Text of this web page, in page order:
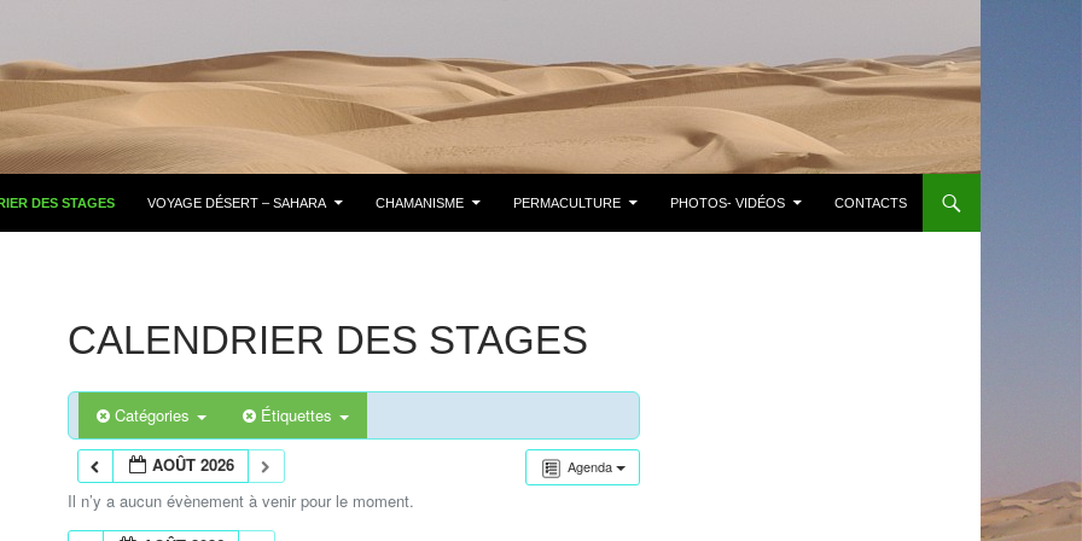
DES STAGES VOYAGE DÉSERT – SAHARA CHAMANISME PERMACULTURE PHOTOS- VIDÉOS CONTACTS
CALENDRIER DES STAGES
Catégories Étiquettes
Agenda
AOÛT 2026
Il n’y a aucun évènement à venir pour le moment.